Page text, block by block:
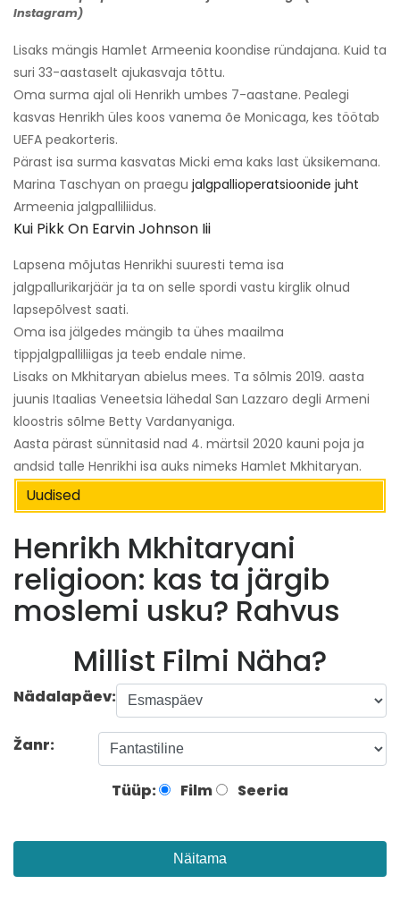
Instagram)
Lisaks mängis Hamlet Armeenia koondise ründajana. Kuid ta
suri 33-aastaselt ajukasvaja tõttu.
Oma surma ajal oli Henrikh umbes 7-aastane. Pealegi
kasvas Henrikh üles koos vanema õe Monicaga, kes töötab
UEFA peakorteris.
Pärast isa surma kasvatas Micki ema kaks last üksikemana.
Marina Taschyan on praegu jalgpallioperatsioonide juht
Armeenia jalgpalliliidus.
Kui Pikk On Earvin Johnson Iii
Lapsena mõjutas Henrikhi suuresti tema isa
jalgpallurikarjäär ja ta on selle spordi vastu kirglik olnud
lapsepõlvest saati.
Oma isa jälgedes mängib ta ühes maailma
tippjalgpalliliigas ja teeb endale nime.
Lisaks on Mkhitaryan abielus mees. Ta sõlmis 2019. aasta
juunis Itaalias Veneetsia lähedal San Lazzaro degli Armeni
kloostris sõlme Betty Vardanyaniga.
Aasta pärast sünnitasid nad 4. märtsil 2020 kauni poja ja
andsid talle Henrikhi isa auks nimeks Hamlet Mkhitaryan.
Uudised
Henrikh Mkhitaryani
religioon: kas ta järgib
moslemi usku? Rahvus
Millist Filmi Näha?
Nädalapäev:
Žanr:
Tüüp: Film Seeria
Näitama